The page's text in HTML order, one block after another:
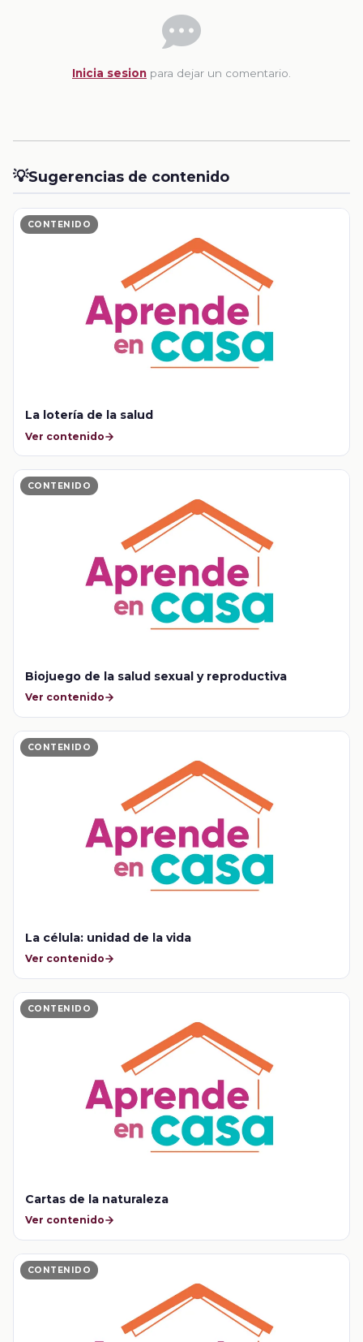
Inicia sesion para dejar un comentario.
💡Sugerencias de contenido
CONTENIDO
La lotería de la salud
Ver contenido
CONTENIDO
Biojuego de la salud sexual y reproductiva
Ver contenido
CONTENIDO
La célula: unidad de la vida
Ver contenido
CONTENIDO
Cartas de la naturaleza
Ver contenido
CONTENIDO